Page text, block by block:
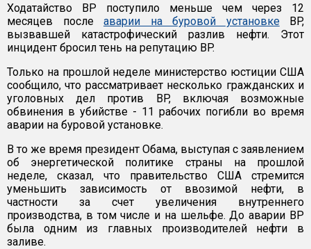
Ходатайство ВР поступило меньше чем через 12
месяцев после аварии на буровой установкеBP,
вызвавшей катастрофический разлив нефти. Этот
инцидент бросил тень на репутацию BP.
Только на прошлой неделе министерство юстиции США
сообщило, что рассматривает несколько гражданских и
уголовных дел против BP, включая возможные
обвинения в убийстве - 11 рабочих погибли во время
аварии на буровой установке.
В то же время президент Обама, выступая с заявлением
об энергетической политике страны на прошлой
неделе, сказал, что правительство США стремится
уменьшить зависимость от ввозимой нефти, в
частности за счет увеличения внутреннего
производства, в том числе и на шельфе. До аварии BP
была одним из главных производителей нефти в
заливе.